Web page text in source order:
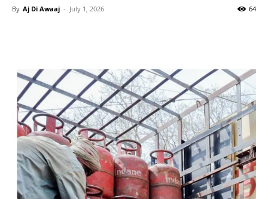
By Aj Di Awaaj - July 1, 2026 64